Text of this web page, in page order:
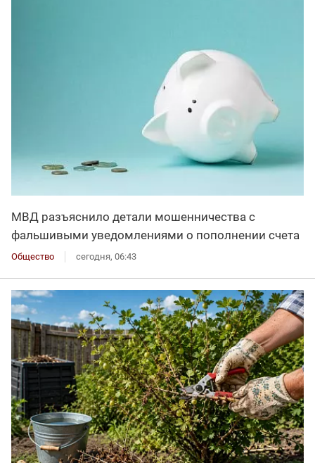
МВД разъяснило детали мошенничества с
фальшивыми уведомлениями о пополнении счета
Общество сегодня, 06:43